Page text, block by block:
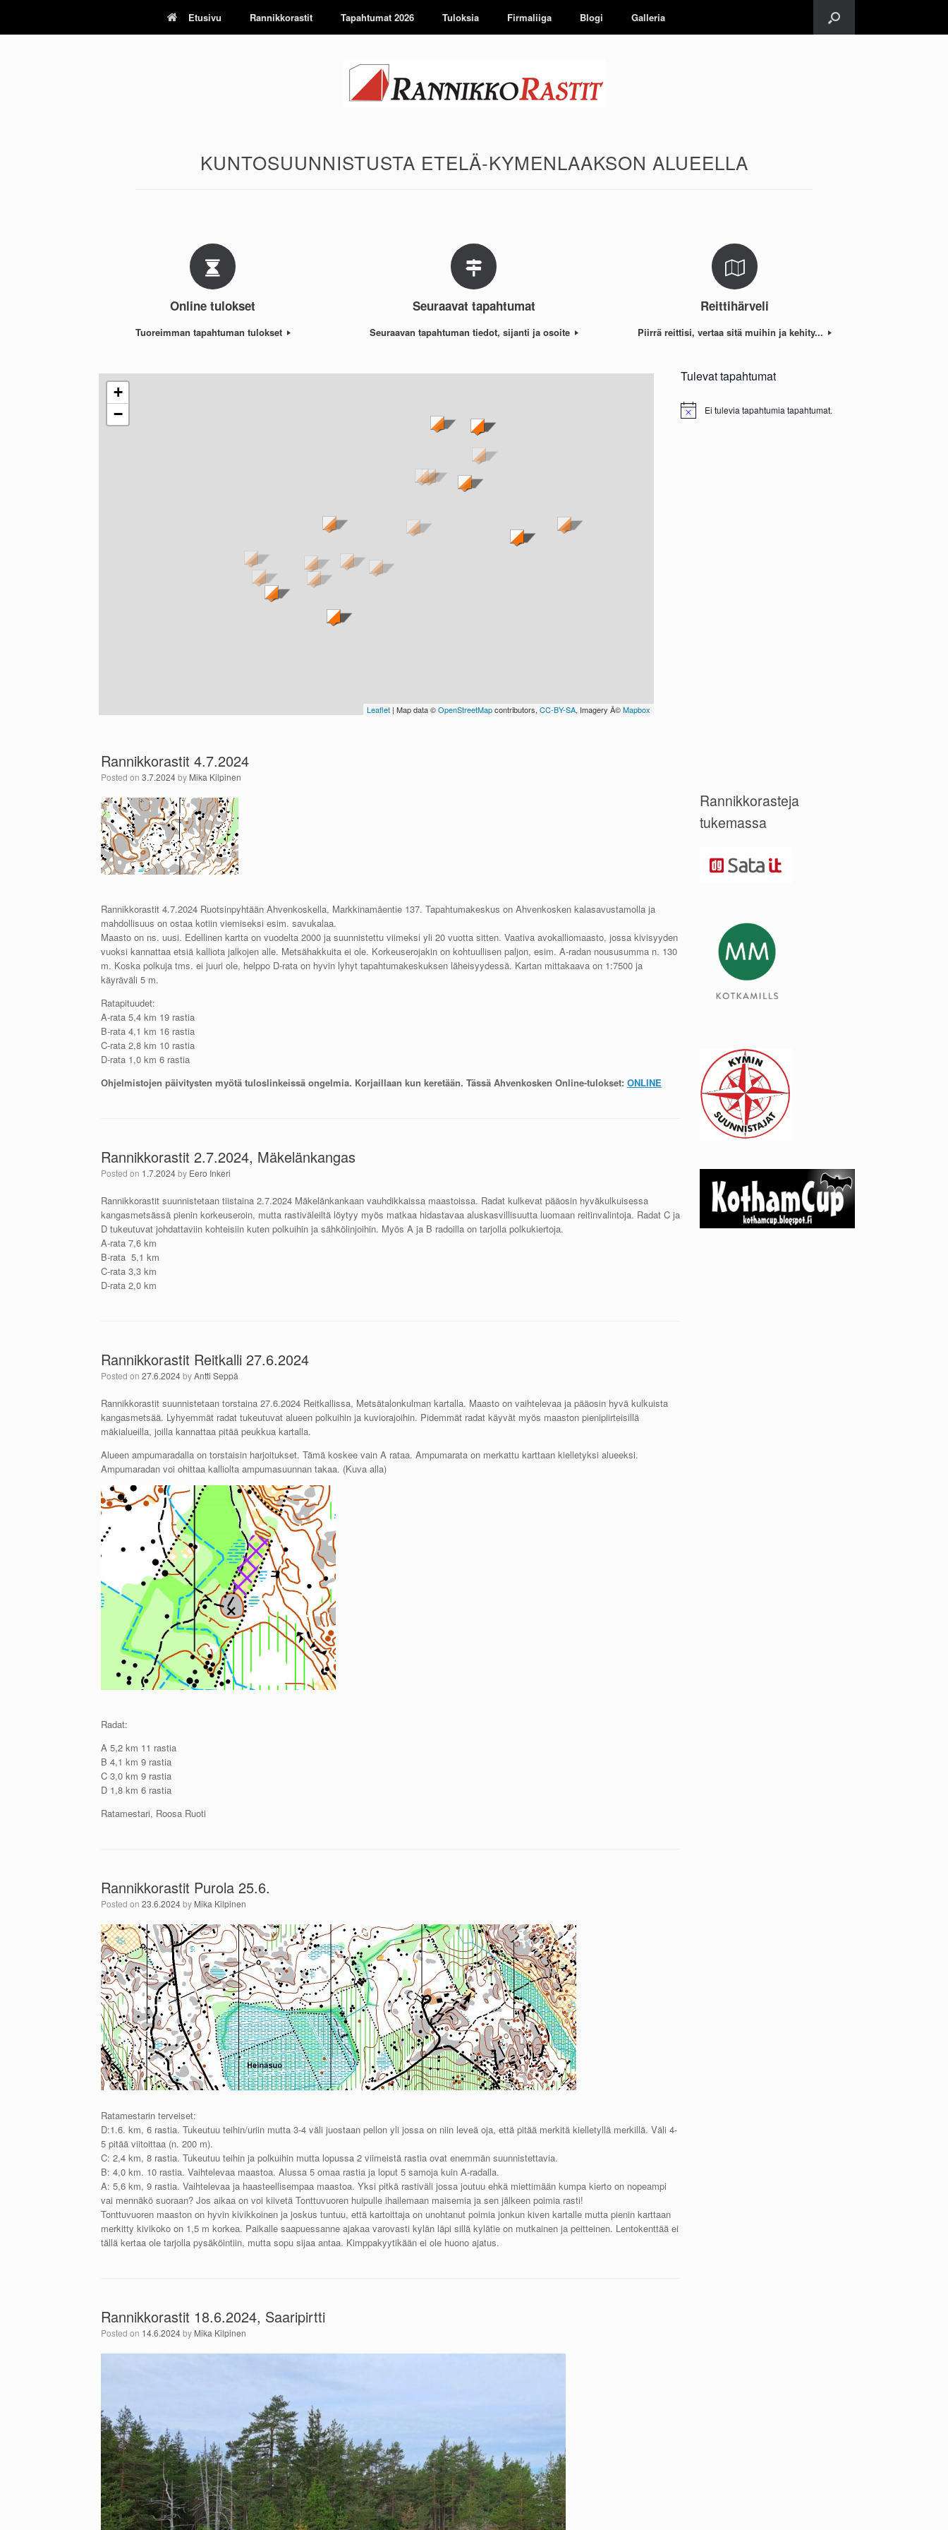
content
Etusivu Rannikkorastit Tapahtumat 2026 Tuloksia Firmaliiga Blogi Galleria
KUNTOSUUNNISTUSTA ETELÄ-KYMENLAAKSON ALUEELLA
Online tulokset
Tuoreimman tapahtuman tulokset
Seuraavat tapahtumat
Seuraavan tapahtuman tiedot, sijanti ja osoite
Reittihärveli
Piirrä reittisi, vertaa sitä muihin ja kehity...
Tulevat tapahtumat
N
Ei tulevia tapahtumia tapahtumat.
Rannikkorastit 4.7.2024
Posted on 3.7.2024by Mika Kilpinen
Rannikkorastit 4.7.2024 Ruotsinpyhtään Ahvenkoskella, Markkinamäentie 137. Tapahtumakeskus on Ahvenkosken kalasavustamolla ja
mahdollisuus on ostaa kotiin viemiseksi esim. savukalaa.
Maasto on ns. uusi. Edellinen kartta on vuodelta 2000 ja suunnistettu viimeksi yli 20 vuotta sitten. Vaativa avokalliomaasto, jossa kivisyyden
vuoksi kannattaa etsiä kalliota jalkojen alle. Metsähakkuita ei ole. Korkeuserojakin on kohtuullisen paljon, esim. A-radan noususumma n. 130
m. Koska polkuja tms. ei juuri ole, helppo D-rata on hyvin lyhyt tapahtumakeskuksen läheisyydessä. Kartan mittakaava on 1:7500 ja
käyräväli 5 m.
Ratapituudet:
A-rata 5,4 km 19 rastia
B-rata 4,1 km 16 rastia
C-rata 2,8 km 10 rastia
D-rata 1,0 km 6 rastia
Ohjelmistojen päivitysten myötä tuloslinkeissä ongelmia. Korjaillaan kun keretään. Tässä Ahvenkosken Online-tulokset: ONLINE
Rannikkorastit 2.7.2024, Mäkelänkangas
Posted on 1.7.2024by Eero Inkeri
Rannikkorastit suunnistetaan tiistaina 2.7.2024 Mäkelänkankaan vauhdikkaissa maastoissa. Radat kulkevat pääosin hyväkulkuisessa
kangasmetsässä pienin korkeuseroin, mutta rastiväleiltä löytyy myös matkaa hidastavaa aluskasvillisuutta luomaan reitinvalintoja. Radat C ja
D tukeutuvat johdattaviin kohteisiin kuten polkuihin ja sähkölinjoihin. Myös A ja B radoilla on tarjolla polkukiertoja.
A-rata 7,6 km
B-rata 5,1 km
C-rata 3,3 km
D-rata 2,0 km
Rannikkorastit Reitkalli 27.6.2024
Posted on 27.6.2024byAntti Seppä
Rannikkorastit suunnistetaan torstaina 27.6.2024 Reitkallissa, Metsätalonkulman kartalla. Maasto on vaihtelevaa ja pääosin hyvä kulkuista
kangasmetsää. Lyhyemmät radat tukeutuvat alueen polkuihin ja kuviorajoihin. Pidemmät radat käyvät myös maaston pienipiirteisillä
mäkialueilla, joilla kannattaa pitää peukkua kartalla.
Alueen ampumaradalla on torstaisin harjoitukset. Tämä koskee vain A rataa. Ampumarata on merkattu karttaan kielletyksi alueeksi.
Ampumaradan voi ohittaa kalliolta ampumasuunnan takaa. (Kuva alla)
Radat:
A 5,2 km 11 rastia
B 4,1 km 9 rastia
C 3,0 km 9 rastia
D 1,8 km 6 rastia
Ratamestari, Roosa Ruoti
Rannikkorastit Purola 25.6.
Posted on 23.6.2024by Mika Kilpinen
Ratamestarin terveiset:
D:1.6. km, 6 rastia. Tukeutuu teihin/uriin mutta 3-4 väli juostaan pellon yli jossa on niin leveä oja, että pitää merkitä kielletyllä merkillä. Väli 4-
5 pitää viitoittaa (n. 200 m).
C: 2,4 km, 8 rastia. Tukeutuu teihin ja polkuihin mutta lopussa 2 viimeistä rastia ovat enemmän suunnistettavia.
B: 4,0 km. 10 rastia. Vaihtelevaa maastoa. Alussa 5 omaa rastia ja loput 5 samoja kuin A-radalla.
A: 5,6 km, 9 rastia. Vaihtelevaa ja haasteellisempaa maastoa. Yksi pitkä rastiväli jossa joutuu ehkä miettimään kumpa kierto on nopeampi
vai mennäkö suoraan? Jos aikaa on voi kiivetä Tonttuvuoren huipulle ihailemaan maisemia ja sen jälkeen poimia rasti!
Tonttuvuoren maaston on hyvin kivikkoinen ja joskus tuntuu, että kartoittaja on unohtanut poimia jonkun kiven kartalle mutta pienin karttaan
merkitty kivikoko on 1,5 m korkea. Paikalle saapuessanne ajakaa varovasti kylän läpi sillä kylätie on mutkainen ja peitteinen. Lentokenttää ei
tällä kertaa ole tarjolla pysäköintiin, mutta sopu sijaa antaa. Kimppakyytikään ei ole huono ajatus.
Rannikkorastit 18.6.2024, Saaripirtti
Posted on 14.6.2024by Mika Kilpinen
Rannikkorasteja
tukemassa